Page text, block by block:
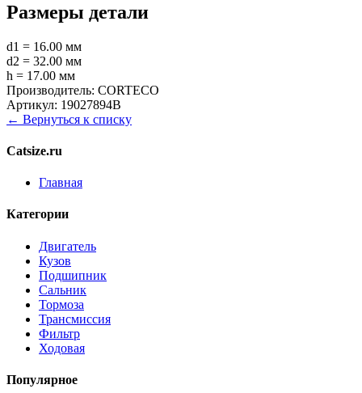
Размеры детали
d1 = 16.00 мм
d2 = 32.00 мм
h = 17.00 мм
Производитель: CORTECO
Артикул: 19027894B
← Вернуться к списку
Catsize.ru
Главная
Категории
Двигатель
Кузов
Подшипник
Сальник
Тормоза
Трансмиссия
Фильтр
Ходовая
Популярное